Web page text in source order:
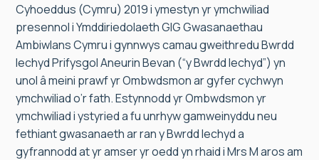
Cyhoeddus (Cymru) 2019 i ymestyn yr ymchwiliad
presennol i Ymddiriedolaeth GIG Gwasanaethau
Ambiwlans Cymru i gynnwys camau gweithredu Bwrdd
Iechyd Prifysgol Aneurin Bevan (“y Bwrdd Iechyd”) yn
unol â meini prawf yr Ombwdsmon ar gyfer cychwyn
ymchwiliad o’r fath. Estynnodd yr Ombwdsmon yr
ymchwiliad i ystyried a fu unrhyw gamweinyddu neu
fethiant gwasanaeth ar ran y Bwrdd Iechyd a
gyfrannodd at yr amser yr oedd yn rhaid i Mrs M aros am